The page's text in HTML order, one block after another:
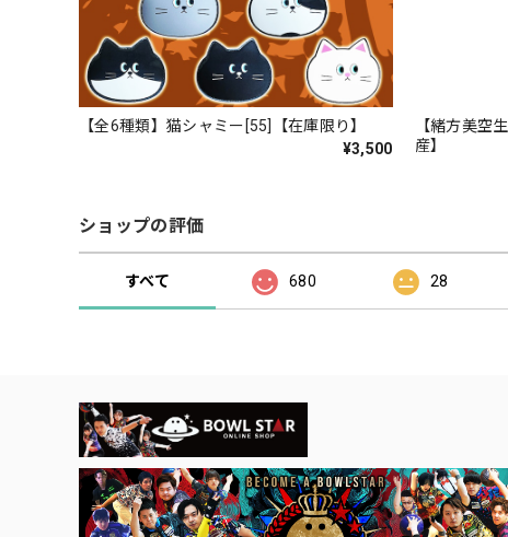
【全6種類】猫シャミー[55]【在庫限り】
¥3,500
【緒方美空
産】
ショップの評価
すべて 680 28